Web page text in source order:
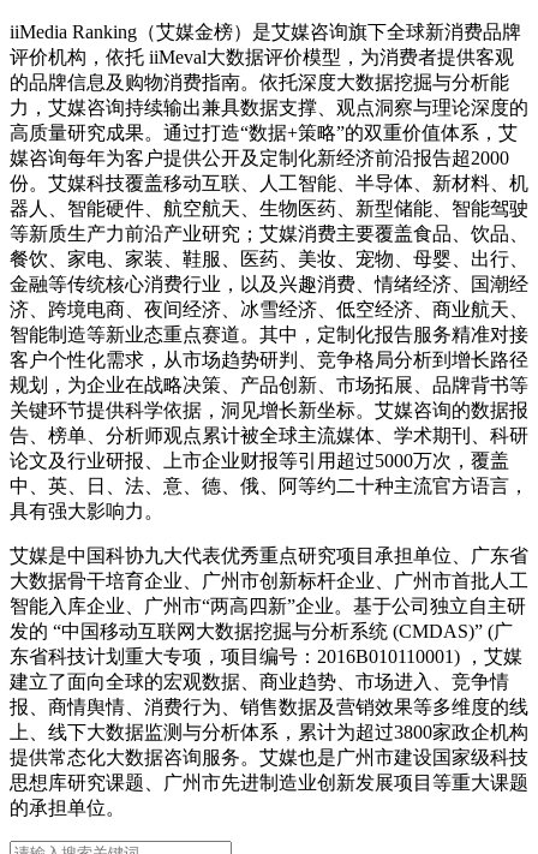
iiMedia Ranking（艾媒金榜）是艾媒咨询旗下全球新消费品牌
评价机构，依托 iiMeval大数据评价模型，为消费者提供客观
的品牌信息及购物消费指南。依托深度大数据挖掘与分析能
力，艾媒咨询持续输出兼具数据支撑、观点洞察与理论深度的
高质量研究成果。通过打造“数据+策略”的双重价值体系，艾
媒咨询每年为客户提供公开及定制化新经济前沿报告超2000
份。艾媒科技覆盖移动互联、人工智能、半导体、新材料、机
器人、智能硬件、航空航天、生物医药、新型储能、智能驾驶
等新质生产力前沿产业研究；艾媒消费主要覆盖食品、饮品、
餐饮、家电、家装、鞋服、医药、美妆、宠物、母婴、出行、
金融等传统核心消费行业，以及兴趣消费、情绪经济、国潮经
济、跨境电商、夜间经济、冰雪经济、低空经济、商业航天、
智能制造等新业态重点赛道。其中，定制化报告服务精准对接
客户个性化需求，从市场趋势研判、竞争格局分析到增长路径
规划，为企业在战略决策、产品创新、市场拓展、品牌背书等
关键环节提供科学依据，洞见增长新坐标。艾媒咨询的数据报
告、榜单、分析师观点累计被全球主流媒体、学术期刊、科研
论文及行业研报、上市企业财报等引用超过5000万次，覆盖
中、英、日、法、意、德、俄、阿等约二十种主流官方语言，
具有强大影响力。
艾媒是中国科协九大代表优秀重点研究项目承担单位、广东省
大数据骨干培育企业、广州市创新标杆企业、广州市首批人工
智能入库企业、广州市“两高四新”企业。基于公司独立自主研
发的 “中国移动互联网大数据挖掘与分析系统 (CMDAS)” (广
东省科技计划重大专项，项目编号：2016B010110001) ，艾媒
建立了面向全球的宏观数据、商业趋势、市场进入、竞争情
报、商情舆情、消费行为、销售数据及营销效果等多维度的线
上、线下大数据监测与分析体系，累计为超过3800家政企机构
提供常态化大数据咨询服务。艾媒也是广州市建设国家级科技
思想库研究课题、广州市先进制造业创新发展项目等重大课题
的承担单位。